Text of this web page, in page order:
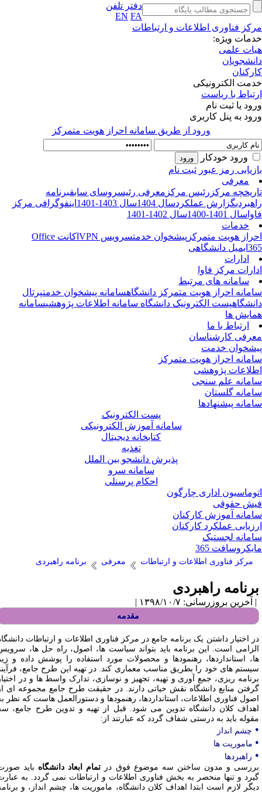
دفتر تلفن
EN FA
فناوری اطلاعات و ارتباطات
ویژه:
علمی
الکترونیکی
با ریاست
یا ثبت نام
به پنل کاربری
ورود از طريق سامانه احراز هويت متمركز
ورود خودکار
رمز عبور ثبت نام
معرفی
مرکزرئیس مرکزمعرفی رئیسروسای سابقبرنامه
گزارش عملکرد سال 1404 سال 1403-1401
اینفوگرافی مرکز
سال 1401-1400
سال 1402-1401
خدمات
هویت متمرکزپیشخوان خدمتسرویس VPN
اکانت Office
ایمیل دانشگاهی
ادارات
مرکز فاوا
سامانه های مرتبط
احراز هویت متمرکز دانشگاهسامانه پیشخوان خدمتپرتال
پست الکترونیک دانشگاهسامانه اطلاعات پژوهشیسامانه
ها
ارتباط با ما
کارشناسان
خدمت
احراز هویت متمرکز
پژوهشی
علم سنجی
گلستان
پیشنهادها
پست الکترونیک
سامانه آموزش الکترونیکی
کتابخانه دیجیتال
تغذیه
پذیرش دانشجو بین الملل
سامانه سرو
احکام پرسنلی
اداری چارگون
حقوقی
آموزش کارکنان
عملکرد کارکنان
لجستیک
365
مرکز فناوری اطلاعات و ارتباطات معرفی برنامه راهبردی
راهبردی
بروزرسانی: ۱۳۹۸/۱۰/۷ |
مقدمه
اختیار داشتن یک برنامه جامع در مرکز فناوری اطلاعات و ارتباطات دانشگاه
است. این برنامه باید بتواند سیاست ها، اصول، راه حل ها، سرویس
استانداردها، رهنمودها و محصولات مورد استفاده را پوشش داده و زیر
های خود را بطریق مناسب معماری کند. در تهیه این طرح جامع، فرآیند
ریزی، جمع آوری و تهیه، تجهیز و نوسازی، تدارک واسط ها و در اختیار
منابع دانشگاه نقش حیاتی دارند. در حقیقت طرح جامع مجموعه ای از
فناوری اطلاعات، استانداردها، رهنمودها و دستورالعمل هاست که نظر به
کلان دانشگاه تدوین می شود. قبل از تهیه و تدوین طرح جامع، سه
باید به درستی شفاف گردد که عبارتند از:
چشم انداز
ماموریت ها
راهبردها
و مدون ساختن سه موضوع فوق درتمام ابعاد دانشگاهباید صورت
و تنها منحصر به بخش فناوری اطلاعات و ارتباطات نمی گردد. به عبارت
لازم است ابتدا اهداف کلان دانشگاه، ماموریت ها، چشم انداز، و برنامه